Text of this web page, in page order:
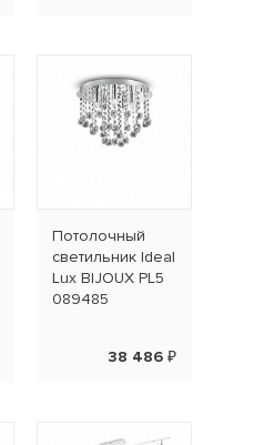
Потолочный
светильник Ideal
Lux BIJOUX PL5
089485
38 486 ₽